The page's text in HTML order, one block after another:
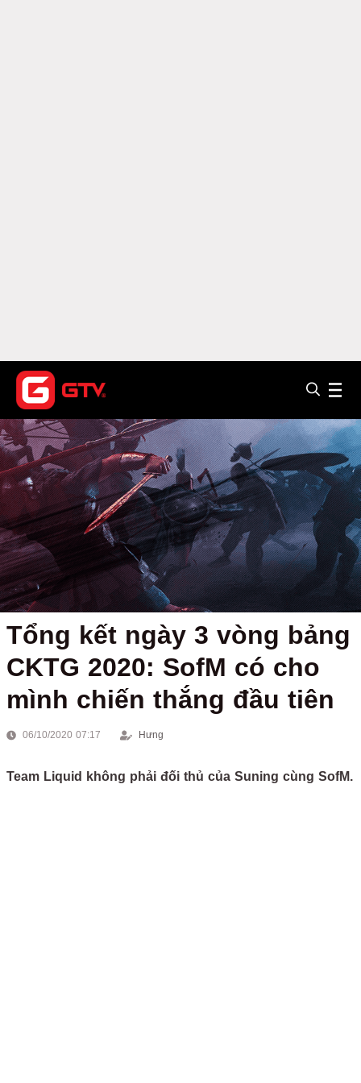
Tổng kết ngày 3 vòng bảng
CKTG 2020: SofM có cho
mình chiến thắng đầu tiên
06/10/2020 07:17 Hưng
Team Liquid không phải đối thủ của Suning cùng SofM.